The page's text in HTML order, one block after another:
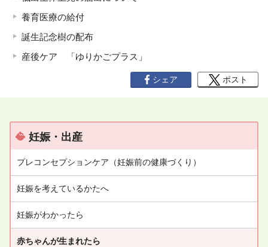
養育医療の給付
誕生記念樹の配布
産後ケア 「ゆりかごプラス」
シェア ポスト
妊娠・出産
プレコンセプションケア（妊娠前の健康づくり）
妊娠を考えているかたへ
妊娠がわかったら
赤ちゃんが生まれたら